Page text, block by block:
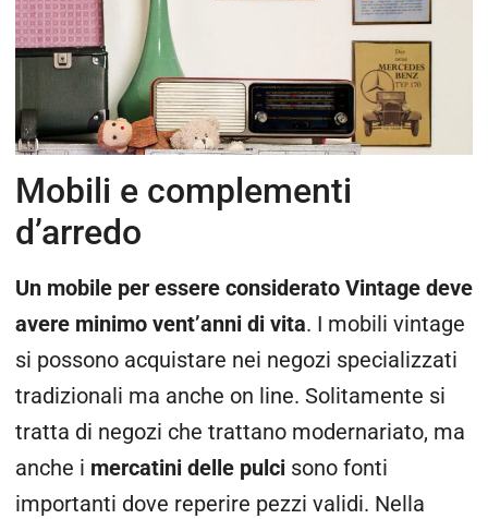
Mobili e complementi
d’arredo
Un mobile per essere considerato Vintage deve
avere minimo vent’anni di vita. I mobili vintage
si possono acquistare nei negozi specializzati
tradizionali ma anche on line. Solitamente si
tratta di negozi che trattano modernariato, ma
anche i mercatini delle pulci sono fonti
importanti dove reperire pezzi validi. Nella